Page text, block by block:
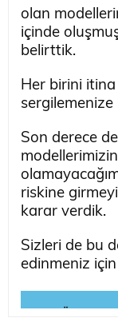
olan
içinde
belirttik.
Her birini
sergilemenize
Son derece
riskine
karar verdik.
Sizleri de bu
edinmeniz